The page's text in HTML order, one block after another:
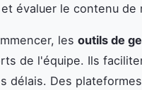
évaluer le contenu de
les outils de
de l'équipe. Ils
délais. Des